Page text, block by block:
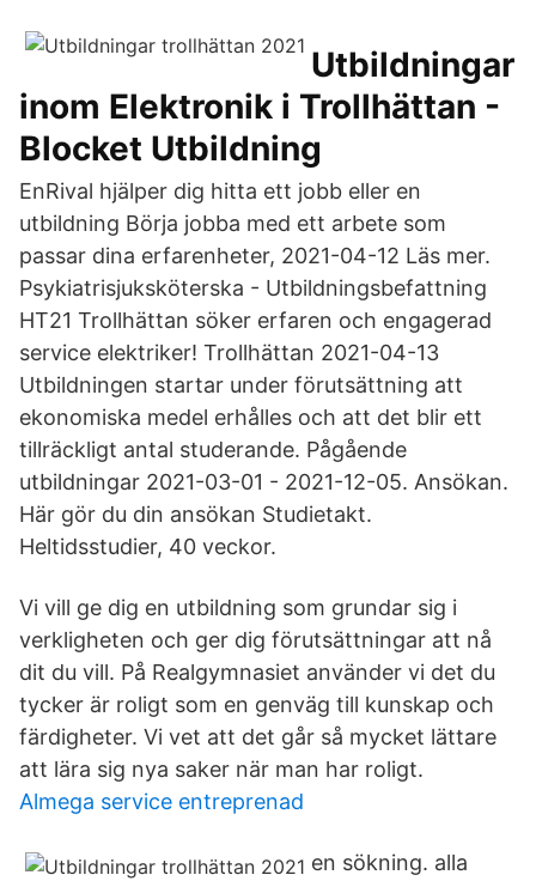
Utbildningar
inom Elektronik i Trollhättan -
Blocket Utbildning
EnRival hjälper dig hitta ett jobb eller en
utbildning Börja jobba med ett arbete som
passar dina erfarenheter, 2021-04-12 Läs mer.
Psykiatrisjuksköterska - Utbildningsbefattning
HT21 Trollhättan söker erfaren och engagerad
service elektriker! Trollhättan 2021-04-13
Utbildningen startar under förutsättning att
ekonomiska medel erhålles och att det blir ett
tillräckligt antal studerande. Pågående
utbildningar 2021-03-01 - 2021-12-05. Ansökan.
Här gör du din ansökan Studietakt.
Heltidsstudier, 40 veckor.
Vi vill ge dig en utbildning som grundar sig i
verkligheten och ger dig förutsättningar att nå
dit du vill. På Realgymnasiet använder vi det du
tycker är roligt som en genväg till kunskap och
färdigheter. Vi vet att det går så mycket lättare
att lära sig nya saker när man har roligt.
Almega service entreprenad
en sökning. alla